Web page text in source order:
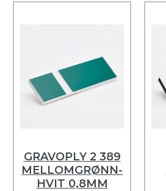
GRAVOPLY 2 389
MELLOMGRØNN-
HVIT 0,8MM